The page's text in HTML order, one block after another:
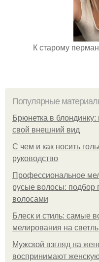
К старому
Популярные
Брюнетка в
свой внешний вид
С чем и как носить
руководство
Профессиональное
русые волосы: подбор
волосами
Блеск и стиль: самые
мелирования на
Мужской взгляд на
воспринимают